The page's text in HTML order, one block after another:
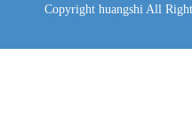
Copyright huangshi All